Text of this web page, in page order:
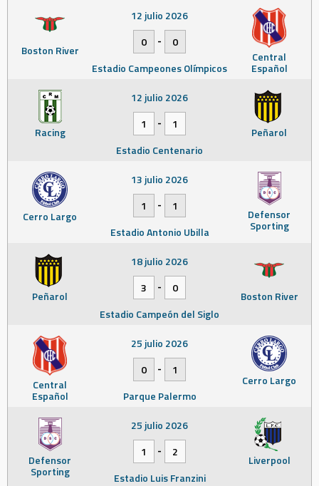
Boston River Central
Español
12 julio 2026
0
-
0
Estadio Campeones Olímpicos
Racing Peñarol
12 julio 2026
1
-
1
Estadio Centenario
Cerro Largo Defensor
Sporting
13 julio 2026
1
-
1
Estadio Antonio Ubilla
Peñarol Boston River
18 julio 2026
3
-
0
Estadio Campeón del Siglo
Central
Español
Cerro Largo
25 julio 2026
0
-
1
Parque Palermo
Defensor
Sporting
Liverpool
25 julio 2026
1
-
2
Estadio Luis Franzini